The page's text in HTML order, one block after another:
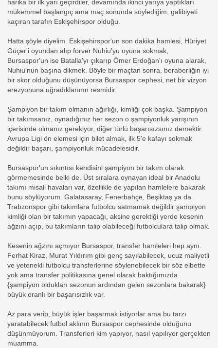
harika bir ilk yarı geçirdiler, devamında ikinci yarıya yaptıkları
mükemmel başlangıç ama maç sonunda söylediğim, galibiyeti
kaçıran tarafın Eskişehirspor olduğu.
Hatta şöyle diyelim. Eskişehirspor'un son dakika hamlesi, Hüriyet
Güçer'i oyundan alıp forver Nuhiu'yu oyuna sokmak,
Bursaspor'un ise Batalla'yı çıkarıp Ömer Erdoğan'ı oyuna alarak,
Nuhiu'nun başına dikmek. Böyle bir maçtan sonra, beraberliğin iyi
bir skor olduğunu düşünüyorsa Bursaspor cephesi, net bir vizyon
erezyonuna uğradıklarının resmidir.
Şampiyon bir takım olmanın ağırlığı, kimliği çok başka. Şampiyon
bir takımsanız, oynadığınız her sezon o şampiyonluk yarışının
içerisinde olmanız gerekiyor, diğer türlü başarısızsınız demektir.
Avrupa Ligi ön elemesi için bilet almak, ilk 5'e kafayı sokmak
değildir başarı, şampiyonluk mücadelesidir.
Bursaspor'un sıkıntısı kendisini şampiyon bir takım olarak
görmemesinde belki de. Üst sıralara oynayan ideal bir Anadolu
takımı misali havaları var, özellikle de yapılan hamlelere bakarak
bunu söylüyorum. Galatasaray, Fenerbahçe, Beşiktaş ya da
Trabzonspor gibi takımlara futbolcu satmamak değildir şampiyon
kimliği olan bir takımın yapacağı, aksine gerektiği yerde kesenin
ağzını açıp, bu takımların talip olabileceği futbolculara talip olmak.
Kesenin ağzını açmıyor Bursaspor, transfer hamleleri hep aynı.
Ferhat Kiraz, Murat Yıldırım gibi genç sayılabilecek, ucuz maliyetli
ve yetenekli futbolcu transferlerine söylenebilecek bir söz elbette
yok ama transfer politikasına genel olarak baktığımızda
{şampiyon oldukları sezonun ardından gelen sezonlara bakarak}
büyük oranlı bir başarısızlık var.
Az para verip, büyük işler başarmak istiyorlar ama bu tarzı
yaratabilecek futbol aklının Bursaspor cephesinde olduğunu
düşünmüyorum. Transferleri kim yapıyor, nasıl yapılıyor gerçekten
muamma.